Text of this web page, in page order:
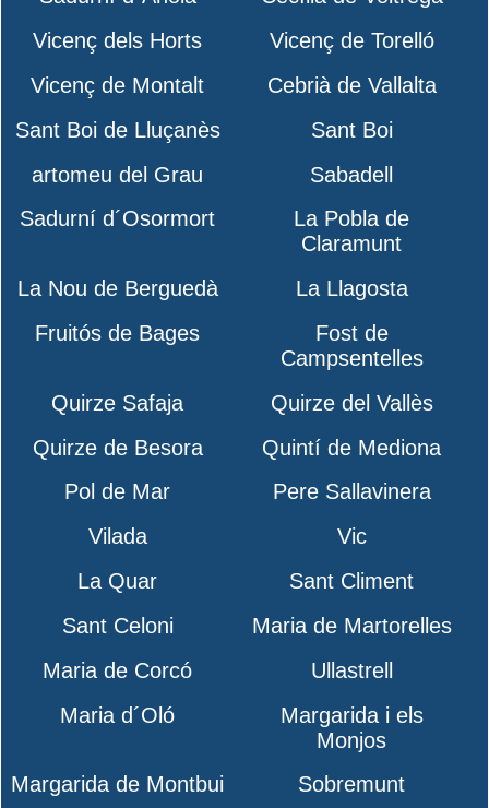
Vicenç dels Horts
Vicenç de Torelló
Vicenç de Montalt
Cebrià de Vallalta
Sant Boi de Lluçanès
Sant Boi
artomeu del Grau
Sabadell
Sadurní d´Osormort
La Pobla de
Claramunt
La Nou de Berguedà
La Llagosta
Fruitós de Bages
Fost de
Campsentelles
Quirze Safaja
Quirze del Vallès
Quirze de Besora
Quintí de Mediona
Pol de Mar
Pere Sallavinera
Vilada
Vic
La Quar
Sant Climent
Sant Celoni
Maria de Martorelles
Maria de Corcó
Ullastrell
Maria d´Oló
Margarida i els
Monjos
Margarida de Montbui
Sobremunt